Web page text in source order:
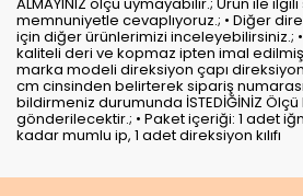
memnuniyetle cevaplıyoruz.; • Diğer
için diğer ürünlerimizi inceleyebilirsiniz.;
kaliteli deri ve kopmaz ipten imal
marka modeli direksiyon çapı direksiyon
cm cinsinden belirterek sipariş
bildirmeniz durumunda İSTEDİĞİNİZ Ölçü
gönderilecektir.; • Paket içeriği: 1 adet
kadar mumlu ip, 1 adet direksiyon kılıfı